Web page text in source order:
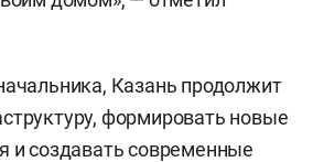
Казань продолжит
формировать новые
и создавать современные